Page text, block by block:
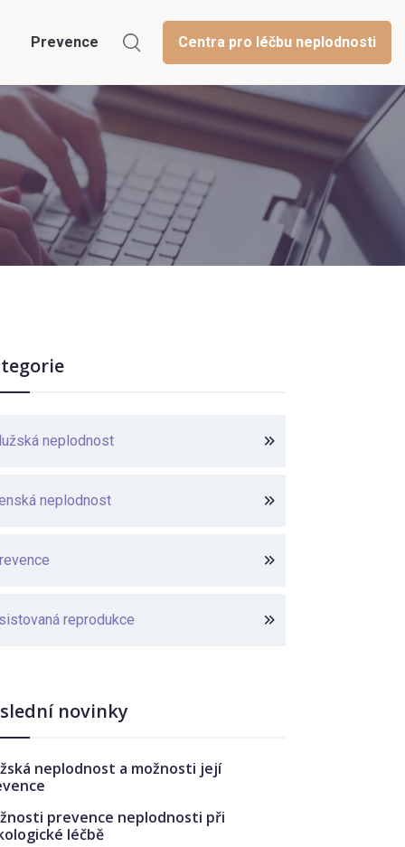
Prevence Centra pro léčbu neplodnosti
neplodnost
neplodnost
reprodukce
novinky
neplodnost a možnosti její
prevence neplodnosti při
léčbě